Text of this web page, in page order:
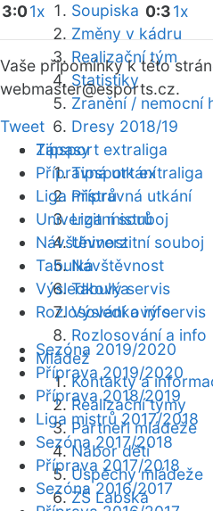
Soupiska
Změny v kádru
Realizační tým
Statistiky
Zranění / nemocní
Dresy 2018/19
Zápasy
Tipsport extraliga
Přípravná utkání
Liga mistrů
Univerzitní souboj
Návštěvnost
Tabulka
Výsledkový servis
Rozlosování a info
Mládež
Kontakty a
Realizační týmy
Partneři mládeže
Nábor dětí
Úspěchy mládeže
ZŠ Labská
3:01x
0:31x
Vaše připomínky k této
webmaster@esports.cz.
Tweet
Tipsport extraliga
Přípravná utkání
Liga mistrů
Univerzitní souboj
Návštěvnost
Tabulka
Výsledkový servis
Rozlosování a info
Sezóna 2019/2020
Příprava 2019/2020
Příprava 2018/2019
Liga mistrů 2017/2018
Sezóna 2017/2018
Příprava 2017/2018
Sezóna 2016/2017